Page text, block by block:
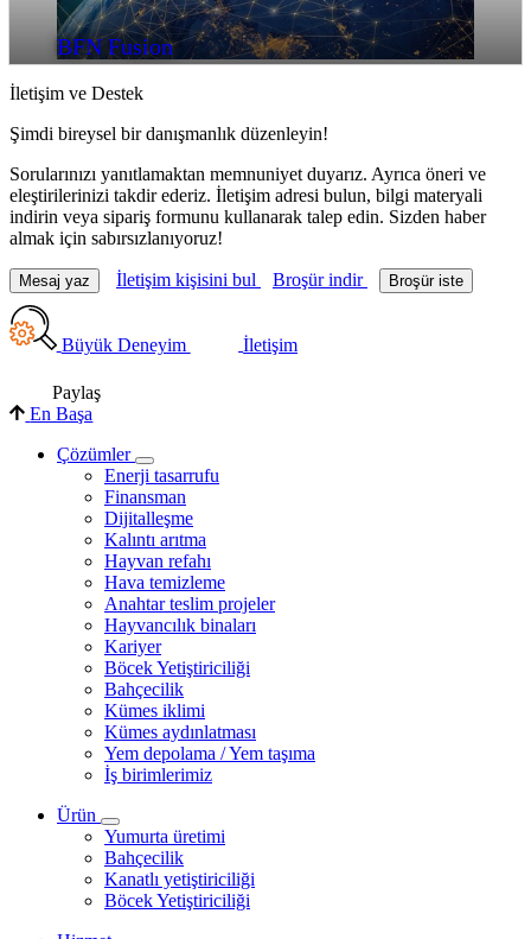
BFN Fusion
İletişim ve Destek
Şimdi bireysel bir danışmanlık düzenleyin!
Sorularınızı yanıtlamaktan memnuniyet duyarız. Ayrıca öneri ve
eleştirilerinizi takdir ederiz. İletişim adresi bulun, bilgi materyali
indirin veya sipariş formunu kullanarak talep edin. Sizden haber
almak için sabırsızlanıyoruz!
Mesaj yaz İletişim kişisini bul Broşür indir Broşür iste
Büyük Deneyim İletişim
Paylaş
En Başa
Çözümler
Enerji tasarrufu
Finansman
Dijitalleşme
Kalıntı arıtma
Hayvan refahı
Hava temizleme
Anahtar teslim projeler
Hayvancılık binaları
Kariyer
Böcek Yetiştiriciliği
Bahçecilik
Kümes iklimi
Kümes aydınlatması
Yem depolama / Yem taşıma
İş birimlerimiz
Ürün
Yumurta üretimi
Bahçecilik
Kanatlı yetiştiriciliği
Böcek Yetiştiriciliği